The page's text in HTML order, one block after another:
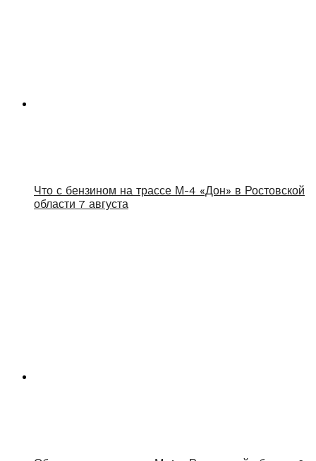
Что с бензином на трассе М-4 «Дон» в Ростовской
области 7 августа